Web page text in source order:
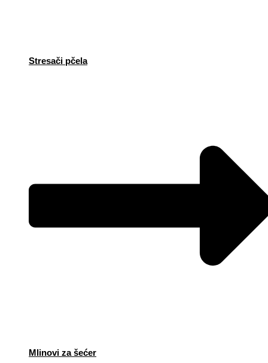
Stresači pčela
Mlinovi za šećer